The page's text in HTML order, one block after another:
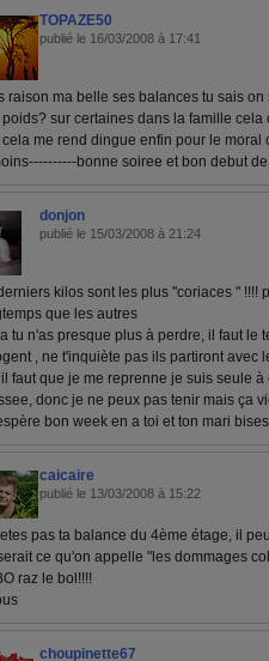
TOPAZE50
publié le 16/03/2008 à 17:41
raison ma belle ses balances tu sais
poids? sur certaines dans la famille
me rend dingue enfin pour le moral
bonne soiree et bon debut
donjon
publié le 15/03/2008 à 21:24
kilos sont les plus "coriaces " !!!!
que les autres
tu n'as presque plus à perdre, il faut le
, ne t'inquiète pas ils partiront avec
faut que je me reprenne je suis seule
donc je ne peux pas tenir mais ça
bon week en a toi et ton mari bises
caicaire
publié le 13/03/2008 à 15:22
pas ta balance du 4ème étage, il
ce qu'on appelle "les dommages
raz le bol!!!!
choupinette67